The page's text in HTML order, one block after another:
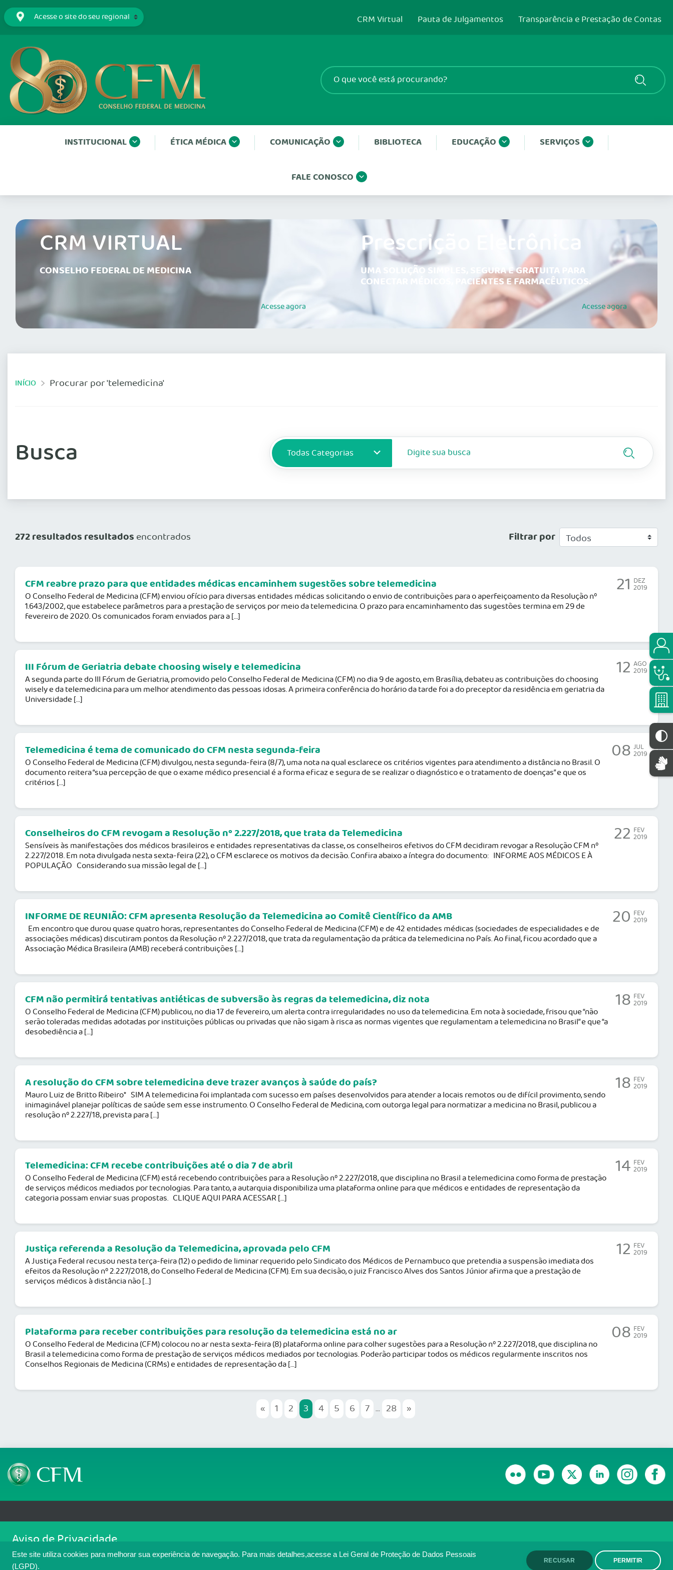
Este site utiliza cookies para melhorar sua experiência de navegação. Para mais detalhes,acesse a Lei Geral de Proteção de Dados Pessoais
(LGPD).
RECUSAR PERMITIR
CRM Virtual Pauta de Julgamentos Transparência e Prestação de Contas
INSTITUCIONAL ÉTICA MÉDICA COMUNICAÇÃO BIBLIOTECA EDUCAÇÃO SERVIÇOS
FALE CONOSCO
CRM VIRTUAL
CONSELHO FEDERAL DE MEDICINA
Acesseagora
Prescrição Eletrônica
UMA SOLUÇÃO SIMPLES, SEGURA E GRATUITA PARA
CONECTAR MÉDICOS, PACIENTES E FARMACÊUTICOS.
Acesseagora
INÍCIO Procurar por 'telemedicina'
Busca
272 resultados resultados encontrados Filtrar por
CFM reabre prazo para que entidades médicas encaminhem sugestões sobre telemedicina
O Conselho Federal de Medicina (CFM) enviou ofício para diversas entidades médicas solicitando o envio de contribuições para o aperfeiçoamento da Resolução nº
1.643/2002, que estabelece parâmetros para a prestação de serviços por meio da telemedicina. O prazo para encaminhamento das sugestões termina em 29 de
fevereiro de 2020. Os comunicados foram enviados para a […]
21 DEZ
2019
III Fórum de Geriatria debate choosing wisely e telemedicina
A segunda parte do III Fórum de Geriatria, promovido pelo Conselho Federal de Medicina (CFM) no dia 9 de agosto, em Brasília, debateu as contribuições do choosing
wisely e da telemedicina para um melhor atendimento das pessoas idosas. A primeira conferência do horário da tarde foi a do preceptor da residência em geriatria da
Universidade […]
12 AGO
2019
Telemedicina é tema de comunicado do CFM nesta segunda-feira
O Conselho Federal de Medicina (CFM) divulgou, nesta segunda-feira (8/7), uma nota na qual esclarece os critérios vigentes para atendimento a distância no Brasil. O
documento reitera “sua percepção de que o exame médico presencial é a forma eficaz e segura de se realizar o diagnóstico e o tratamento de doenças” e que os
critérios […]
08 JUL
2019
Conselheiros do CFM revogam a Resolução nº 2.227/2018, que trata da Telemedicina
Sensíveis às manifestações dos médicos brasileiros e entidades representativas da classe, os conselheiros efetivos do CFM decidiram revogar a Resolução CFM nº
2.227/2018. Em nota divulgada nesta sexta-feira (22), o CFM esclarece os motivos da decisão. Confira abaixo a íntegra do documento: INFORME AOS MÉDICOS E À
POPULAÇÃO Considerando sua missão legal de […]
22 FEV
2019
INFORME DE REUNIÃO: CFM apresenta Resolução da Telemedicina ao Comitê Científico da AMB
Em encontro que durou quase quatro horas, representantes do Conselho Federal de Medicina (CFM) e de 42 entidades médicas (sociedades de especialidades e de
associações médicas) discutiram pontos da Resolução nº 2.227/2018, que trata da regulamentação da prática da telemedicina no País. Ao final, ficou acordado que a
Associação Médica Brasileira (AMB) receberá contribuições […]
20 FEV
2019
CFM não permitirá tentativas antiéticas de subversão às regras da telemedicina, diz nota
O Conselho Federal de Medicina (CFM) publicou, no dia 17 de fevereiro, um alerta contra irregularidades no uso da telemedicina. Em nota à sociedade, frisou que “não
serão toleradas medidas adotadas por instituições públicas ou privadas que não sigam à risca as normas vigentes que regulamentam a telemedicina no Brasil” e que “a
desobediência a […]
18 FEV
2019
A resolução do CFM sobre telemedicina deve trazer avanços à saúde do país?
Mauro Luiz de Britto Ribeiro* SIM A telemedicina foi implantada com sucesso em países desenvolvidos para atender a locais remotos ou de difícil provimento, sendo
inimaginável planejar políticas de saúde sem esse instrumento. O Conselho Federal de Medicina, com outorga legal para normatizar a medicina no Brasil, publicou a
resolução nº 2.227/18, prevista para […]
18 FEV
2019
Telemedicina: CFM recebe contribuições até o dia 7 de abril
O Conselho Federal de Medicina (CFM) está recebendo contribuições para a Resolução nº 2.227/2018, que disciplina no Brasil a telemedicina como forma de prestação
de serviços médicos mediados por tecnologias. Para tanto, a autarquia disponibiliza uma plataforma online para que médicos e entidades de representação da
categoria possam enviar suas propostas. CLIQUE AQUI PARA ACESSAR […]
14 FEV
2019
Justiça referenda a Resolução da Telemedicina, aprovada pelo CFM
A Justiça Federal recusou nesta terça-feira (12) o pedido de liminar requerido pelo Sindicato dos Médicos de Pernambuco que pretendia a suspensão imediata dos
efeitos da Resolução nº 2.227/2018, do Conselho Federal de Medicina (CFM). Em sua decisão, o juiz Francisco Alves dos Santos Júnior afirma que a prestação de
serviços médicos à distância não […]
12 FEV
2019
Plataforma para receber contribuições para resolução da telemedicina está no ar
O Conselho Federal de Medicina (CFM) colocou no ar nesta sexta-feira (8) plataforma online para colher sugestões para a Resolução nº 2.227/2018, que disciplina no
Brasil a telemedicina como forma de prestação de serviços médicos mediados por tecnologias. Poderão participar todos os médicos regularmente inscritos nos
Conselhos Regionais de Medicina (CRMs) e entidades de representação da […]
08 FEV
2019
« 1 2 3 4 5 6 7 ... 28 »
SGAS 616, Conjunto D, Lote 115, L2 Sul, Brasília/DF - CEP: 70200-760 - CNPJ: 33.583.550/0001-30
Copyright 2026 CFM. Todos os direitos reservados.
Aviso de Privacidade
Nós usamos cookies para melhorar sua experiência de navegação no portal. Ao utilizar o Portal Médico, você concorda com a política de monitoramento de
cookies. Para ter mais informações sobre como isso é feito, acesse
. Se você concorda, clique em ACEITO. ACEITO